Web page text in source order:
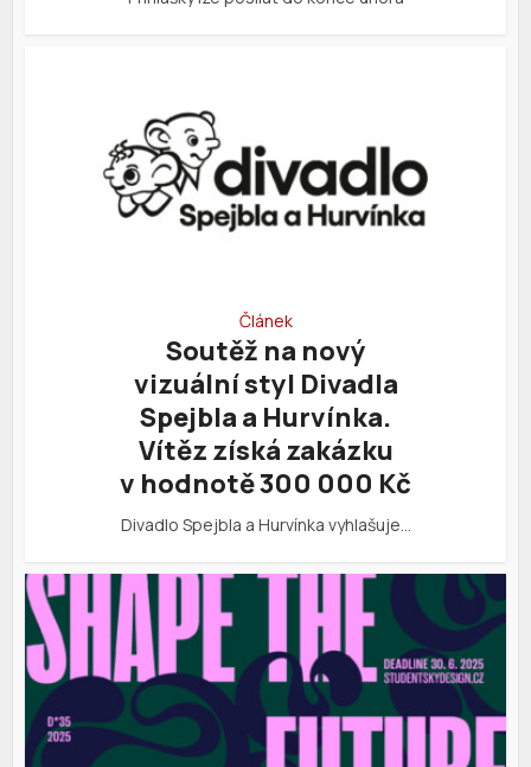
Článek
Soutěž na nový
vizuální styl Divadla
Spejbla a Hurvínka.
Vítěz získá zakázku
v hodnotě 300 000 Kč
Divadlo Spejbla a Hurvínka vyhlašuje…